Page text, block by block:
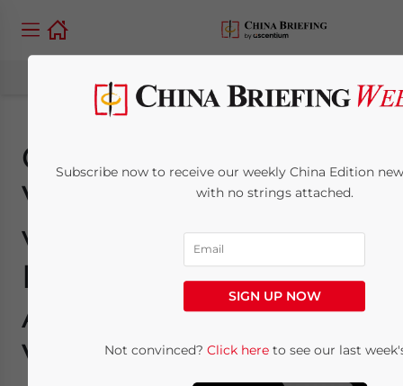
Chinesische
veröffentlicht
Richtlinien für die
Anlagepolitik von
Versicherungsfonds
Subscribe now to receive our weekly China Edition
with no strings attached.
SIGN UP NOW
Not convinced?Click here to see our last